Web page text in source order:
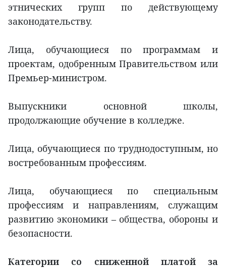
этнических групп по действующему
законодательству.
Лица, обучающиеся по программам и
проектам, одобренным Правительством или
Премьер-министром.
Выпускники основной школы,
продолжающие обучение в колледже.
Лица, обучающиеся по труднодоступным, но
востребованным профессиям.
Лица, обучающиеся по специальным
профессиям и направлениям, служащим
развитию экономики – общества, обороны и
безопасности.
Категории со сниженной платой за